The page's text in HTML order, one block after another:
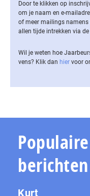
Door te klikken op
om je naam en e-
of meer mailings
allen tijde intrekken via
Wil je weten hoe
vens? Klik dan hier voor
Populaire
berichten
Kurt